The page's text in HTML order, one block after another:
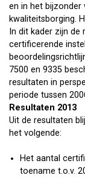
en in het bijzonder
kwaliteitsborging.
In dit kader zijn
certificerende
7500 en 9335
resultaten in
periode tussen
Resultaten 2013
Uit de resultaten
het volgende:
Het aantal
toename t.o.v.